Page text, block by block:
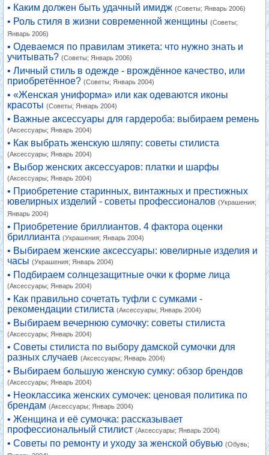
• Каким должен быть удачный имидж (Советы; Январь 2006)
• Роль стиля в жизни современной женщины (Советы;
Январь 2006)
• Одеваемся по правилам этикета: что нужно знать и
учитывать? (Советы; Январь 2006)
• Личный стиль в одежде - врождённое качество, или
приобретённое? (Советы; Январь 2004)
• «Женская униформа» или как одеваются иконы
красоты (Советы; Январь 2004)
• Важные аксессуары для гардероба: выбираем ремень
(Аксессуары; Январь 2004)
• Как выбрать женскую шляпу: советы стилиста
(Аксессуары; Январь 2004)
• Выбор женских аксессуаров: платки и шарфы
(Аксессуары; Январь 2004)
• Приобретение старинных, винтажных и престижных
ювелирных изделий - советы профессионалов (Украшения;
Январь 2004)
• Приобретение бриллиантов. 4 фактора оценки
бриллианта (Украшения; Январь 2004)
• Выбираем женские аксессуары: ювелирные изделия и
часы (Украшения; Январь 2004)
• Подбираем солнцезащитные очки к форме лица
(Аксессуары; Январь 2004)
• Как правильно сочетать туфли с сумками -
рекомендации стилиста (Аксессуары; Январь 2004)
• Выбираем вечернюю сумочку: советы стилиста
(Аксессуары; Январь 2004)
• Советы стилиста по выбору дамской сумочки для
разных случаев (Аксессуары; Январь 2004)
• Выбираем большую женскую сумку: обзор брендов
(Аксессуары; Январь 2004)
• Неоклассика женских сумочек: ценовая политика по
брендам (Аксессуары; Январь 2004)
• Женщина и её сумочка: рассказывает
профессиональный стилист (Аксессуары; Январь 2004)
• Советы по ремонту и уходу за женской обувью (Обувь;